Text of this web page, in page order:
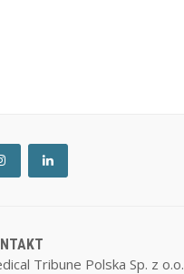
Tribune Polska Sp. z o.o.